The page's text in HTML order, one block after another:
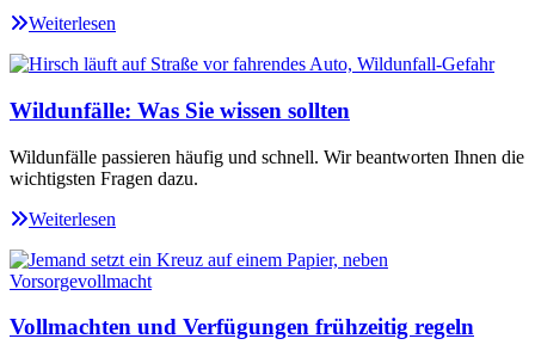
Weiterlesen
Wildunfälle: Was Sie wissen sollten
Wildunfälle passieren häufig und schnell. Wir beantworten Ihnen die
wichtigsten Fragen dazu.
Weiterlesen
Vollmachten und Verfügungen frühzeitig regeln